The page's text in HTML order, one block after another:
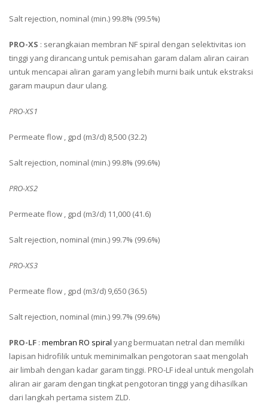
Salt rejection, nominal (min.) 99.8% (99.5%)
PRO-XS : serangkaian membran NF spiral dengan selektivitas ion
tinggi yang dirancang untuk pemisahan garam dalam aliran cairan
untuk mencapai aliran garam yang lebih murni baik untuk ekstraksi
garam maupun daur ulang.
PRO-XS1
Permeate flow , gpd (m3/d) 8,500 (32.2)
Salt rejection, nominal (min.) 99.8% (99.6%)
PRO-XS2
Permeate flow , gpd (m3/d) 11,000 (41.6)
Salt rejection, nominal (min.) 99.7% (99.6%)
PRO-XS3
Permeate flow , gpd (m3/d) 9,650 (36.5)
Salt rejection, nominal (min.) 99.7% (99.6%)
PRO-LF : membran RO spiral yang bermuatan netral dan memiliki
lapisan hidrofilik untuk meminimalkan pengotoran saat mengolah
air limbah dengan kadar garam tinggi. PRO-LF ideal untuk mengolah
aliran air garam dengan tingkat pengotoran tinggi yang dihasilkan
dari langkah pertama sistem ZLD.